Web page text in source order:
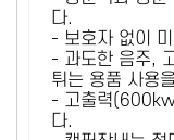
다.
- 보호자 없이
- 과도한 음주,
튀는 용품 사용
- 고출력(600kw
다.